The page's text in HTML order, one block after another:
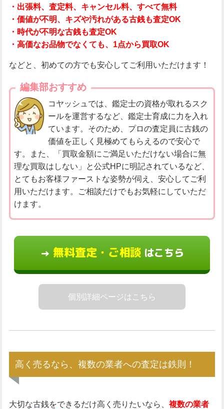
・出張料、査定料、キャンセル料、すべて無料
・価値が不明、キズや汚れがある古銭も査定OK
・時代が不明な古銭も査定OK
・高価なお品物でなくても、1点から買取OK
などと、初めての方でも安心してご利用いただけます！
編集部おすすめ
コヤッシュでは、鑑定士の資格が取れるスク
ールを運営するなど、鑑定士育成に力を入れ
ています。そのため、プロの査定員に古銭の
価値を正しく見極めてもらえるので安心で
す。また、「買取金額にご満足いただけない場合に無
理な買取はしない」と公式HPに明記されているなど、
とてもお客様ファーストな姿勢が伺え、安心してご利
用いただけます。ご相談だけでもお気軽にしていただ
けます。
→ 無料査定・ご相談はこちら
個別詳細ページはこちら
高く売るなら、複数の業者への査定は鉄則！
大切な古銭をできるだけ高く売りたいなら、 複数の業者